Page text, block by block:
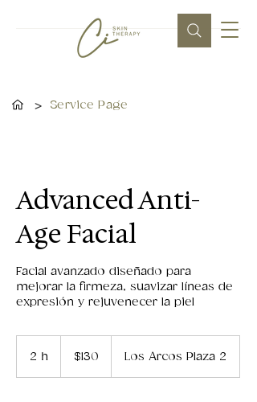
> Service Page
Advanced Anti-
Age Facial
Facial avanzado diseñado para
mejorar la firmeza, suavizar líneas de
expresión y rejuvenecer la piel
2 h
estadounidenses
$130 Los Arcos Plaza 2